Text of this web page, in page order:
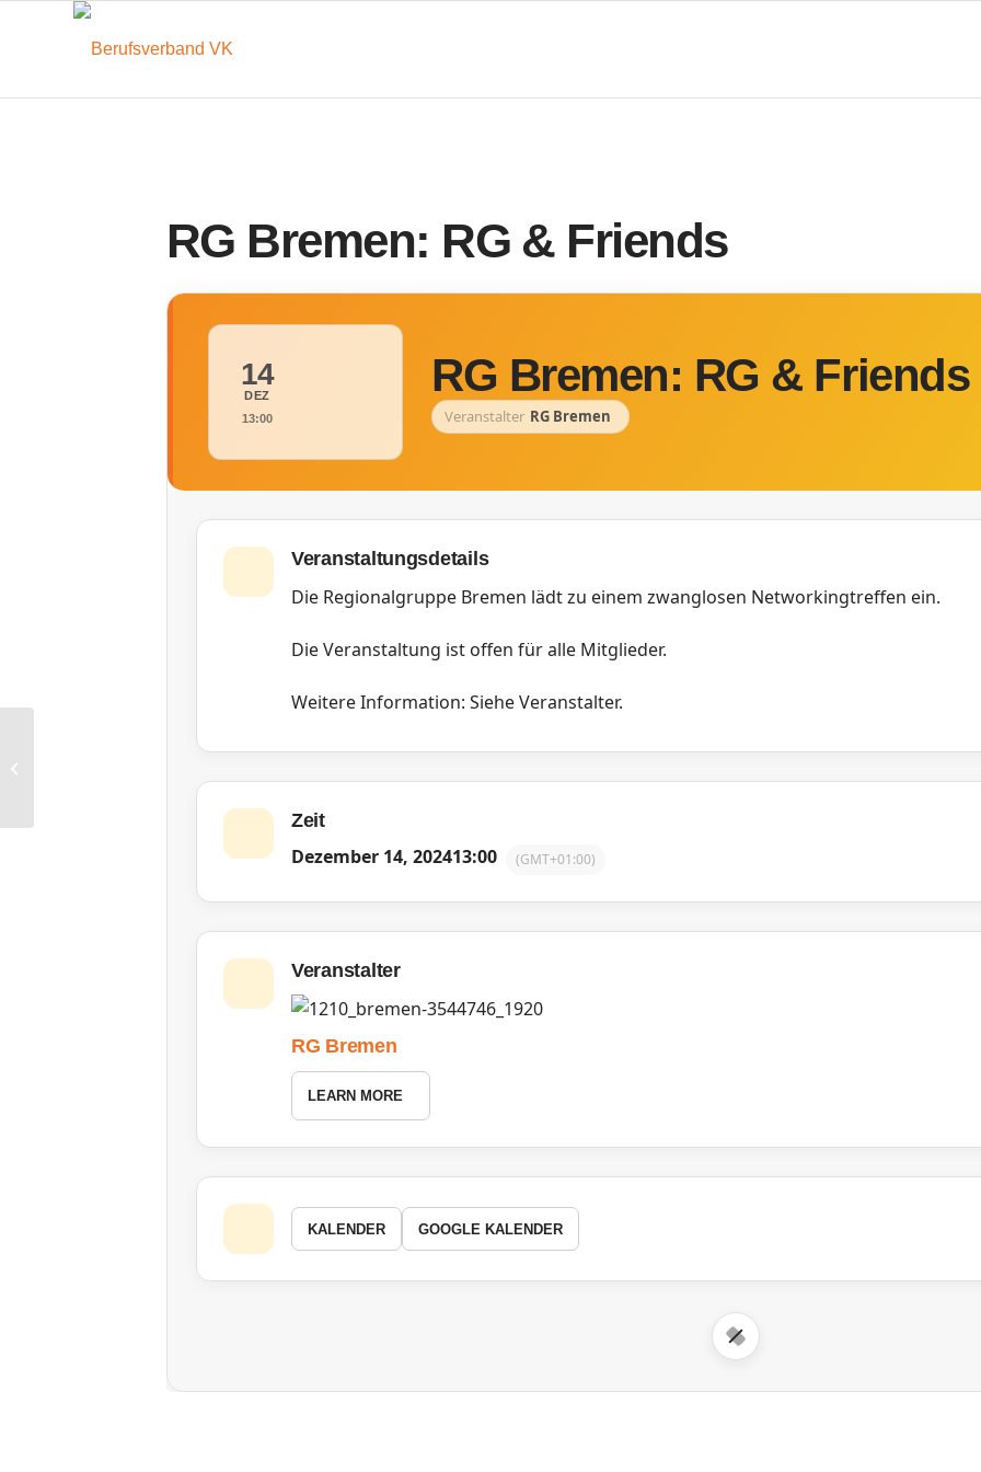
RG Bremen: RG & Friends
14
DEZ
13:00
RG Bremen: RG & Friends
Veranstalter RG Bremen
Veranstaltungsdetails
Die Regionalgruppe Bremen lädt zu einem zwanglosen Networkingtreffen ein.
Die Veranstaltung ist offen für alle Mitglieder.
Weitere Information: Siehe Veranstalter.
Zeit
Dezember 14, 202413:00 (GMT+01:00)
Veranstalter
RG Bremen
LEARN MORE
KALENDER GOOGLE KALENDER